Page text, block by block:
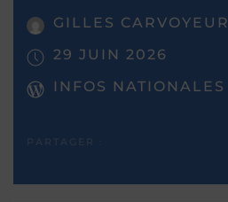
GILLES CARVOYEUR
29 JUIN 2026
INFOS NATIONALES